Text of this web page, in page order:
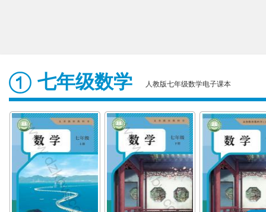
七年级数学 人教版七年级数学电子课本